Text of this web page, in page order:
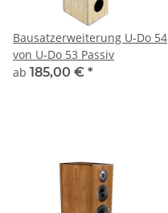
Bausatzerweiterung U-Do 54
von U-Do 53 Passiv
ab 185,00 € *